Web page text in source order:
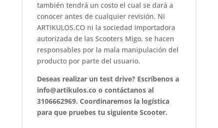
también tendrá un costo el cual se dará a
conocer antes de cualquier revisión. Ni
ARTIKULOS.CO ni la sociedad importadora
autorizada de las Scooters Migo, se hacen
responsables por la mala manipulación del
producto por parte del usuario.
Deseas realizar un test drive? Escríbenos a
info@artikulos.co o contáctanos al
3106662969. Coordinaremos la logística
para que pruebes tu siguiente Scooter.